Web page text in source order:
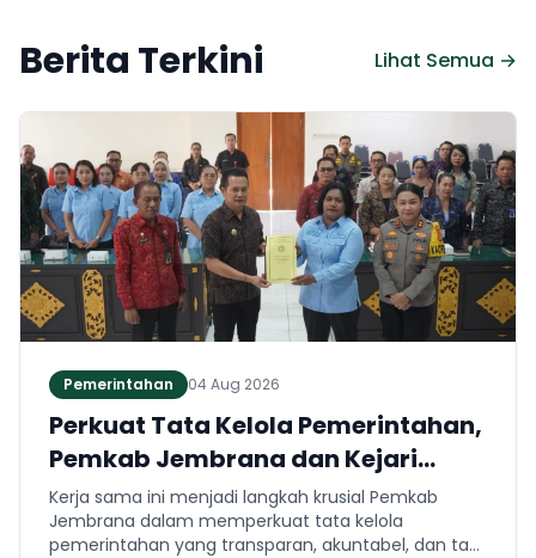
Berita Terkini Lihat Semua →
Pemerintahan 04 Aug 2026
Perkuat Tata Kelola Pemerintahan,
Pemkab Jembrana dan Kejari
Jembrana Sepakati Kerja Sama
Hukum Datun
Kerja sama ini menjadi langkah krusial Pemkab
Jembrana dalam memperkuat tata kelola
pemerintahan yang transparan, akuntabel, dan taat